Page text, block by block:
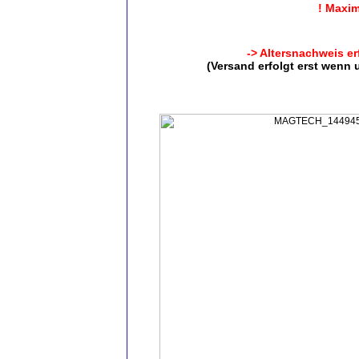
!
-> Altersnachweis
(Versand erfolgt erst wenn